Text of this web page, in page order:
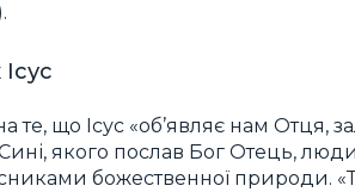
те, що Ісус «об’являє нам Отця,
якого послав Бог Отець,
божественної природи.